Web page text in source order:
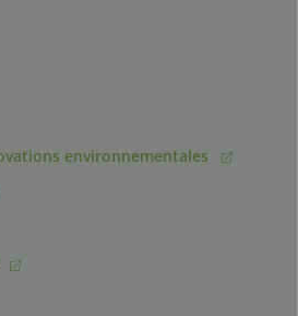
environnementales